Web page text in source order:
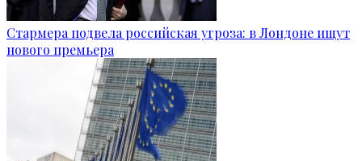
Стармера подвела российская угроза: в Лондоне ищут
нового премьера